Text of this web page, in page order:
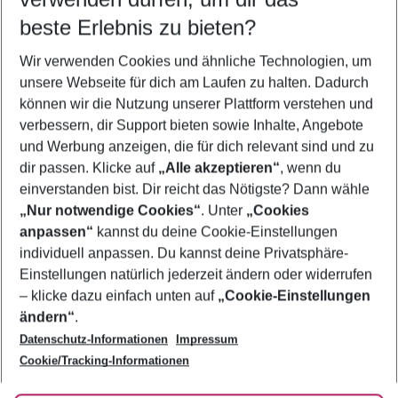
5-8 Nächte
2 Erwachsene Keine Kinder
Mehr Filter anzeigen
Footer
Footer navigation
Über uns
AGB
Bestpreisgarantie
Cookie-Einstellungen ändern
Cookie-Richtlinie
Agenturbetreuung
Barrierefreies Reisen
Folge uns
beste Erlebnis zu bieten?
Wir verwenden Cookies und ähnliche Technologien, um
unsere Webseite für dich am Laufen zu halten. Dadurch
können wir die Nutzung unserer Plattform verstehen und
verbessern, dir Support bieten sowie Inhalte, Angebote
und Werbung anzeigen, die für dich relevant sind und zu
dir passen. Klicke auf „Alle akzeptieren“, wenn du
einverstanden bist. Dir reicht das Nötigste? Dann wähle
„Nur notwendige Cookies“. Unter „Cookies
anpassen“ kannst du deine Cookie-Einstellungen
individuell anpassen. Du kannst deine Privatsphäre-
Einstellungen natürlich jederzeit ändern oder widerrufen
– klicke dazu einfach unten auf „Cookie-Einstellungen
ändern“.
Datenschutz-Informationen
Impressum
Cookie/Tracking-Informationen